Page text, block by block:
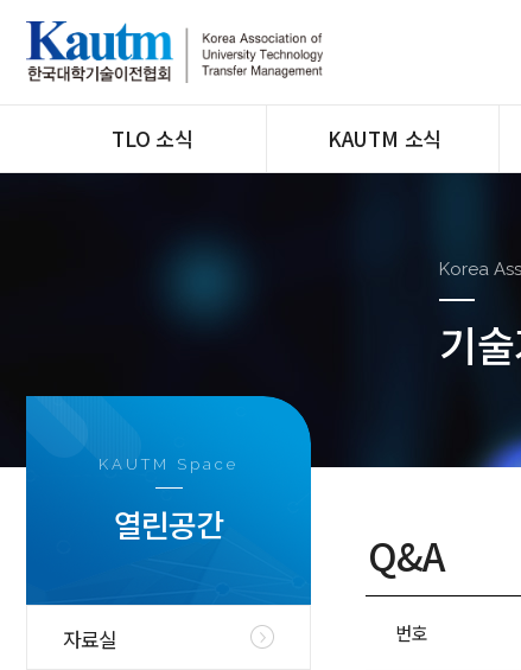
TLO 소식 KAUTM 소식
Korea
기
KAUTM Space
열린공간
자료실
Q&A
번호